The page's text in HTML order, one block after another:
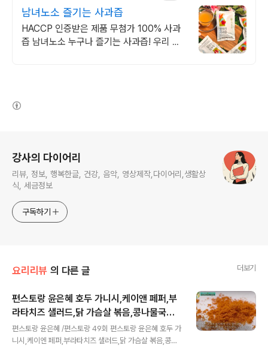
남녀노소 즐기는 사과즙
HACCP 인증받은 제품 무첨가 100% 사과
즙 남녀노소 누구나 즐기는 사과즙! 우리 아
강사의 다이어리
리뷰, 정보, 행복한글, 건강, 음악, 영상제작,다이어리,생활상
식, 세금정보
구독하기
요리리뷰 의 다른 글 더보기
편스토랑 윤은혜 호두 가니시,케이앤 페퍼,부
라타치즈 샐러드,닭 가슴살 볶음,콩나물국밥,
윤은혜 가정식 아침 메뉴 3종 레시피,편스토
랑 49회
편스토랑 윤은혜 /편스토랑 49회 편스토랑 윤은혜 호두 가
니시,케이엔 페퍼,부라타치즈 샐러드,닭 가슴살 볶음,콩나